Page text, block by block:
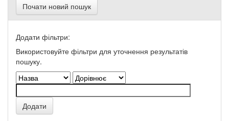
Почати новий пошук
Додати фільтри:
Використовуйте фільтри для уточнення результатів
пошуку.